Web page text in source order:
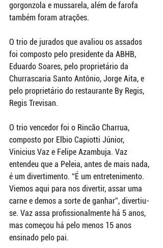
gorgonzola e mussarela, além de farofa
também foram atrações.
O trio de jurados que avaliou os assados
foi composto pelo presidente da ABHB,
Eduardo Soares, pelo proprietário da
Churrascaria Santo Antônio, Jorge Aita, e
pelo proprietário do restaurante By Regis,
Regis Trevisan.
O trio vencedor foi o Rincão Charrua,
composto por Elbio Capiotti Júnior,
Vinicius Vaz e Felipe Azambuja. Vaz
entendeu que a Peleia, antes de mais nada,
é um divertimento. “É um entretenimento.
Viemos aqui para nos divertir, assar uma
carne e demos a sorte de ganhar”, divertiu-
se. Vaz assa profissionalmente há 5 anos,
mas começou há pelo menos 15 anos
ensinado pelo pai.